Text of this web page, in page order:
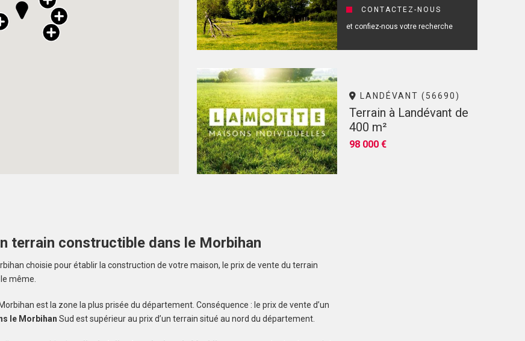
CONTACTEZ-NOUS
et confiez-nous votre recherche
LANDÉVANT (56690)
Terrain à Landévant de
400 m²
98 000 €
alerte et ne manquez aucun bien correspondant à votre
terrain constructible dans le Morbihan
choisie pour établir la construction de votre maison, le prix de vente du terrain
même.
est la zone la plus prisée du département. Conséquence : le prix de vente d’un
le Morbihan Sud est supérieur au prix d’un terrain situé au nord du département.